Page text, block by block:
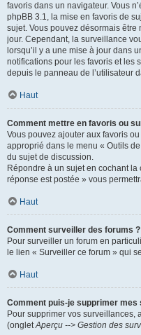
favoris dans un navigateur. Vous
phpBB 3.1, la mise en favoris de
sujet. Vous pouvez désormais être
jour. Cependant, la surveillance
lorsqu’il y a une mise à jour dans
notifications pour les favoris et les
depuis le panneau de l’utilisateur
Haut
Comment mettre en favoris ou
Vous pouvez ajouter aux favoris
approprié dans le menu « Outils
du sujet de discussion.
Répondre à un sujet en cochant la
réponse est postée » vous
Haut
Comment surveiller des forums ?
Pour surveiller un forum en
le lien « Surveiller ce forum » qui
Haut
Comment puis-je supprimer
Pour supprimer vos surveillances,
(ongletAperçu --> Gestion des